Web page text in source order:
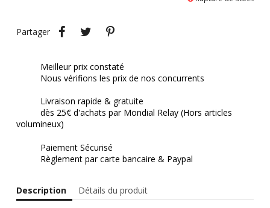
Partager
PartagerTweet
Meilleur prix constaté
Nous vérifions les prix de nos concurrents
Livraison rapide & gratuite
dès 25€ d'achats par Mondial Relay (Hors articles
volumineux)
Paiement Sécurisé
Règlement par carte bancaire & Paypal
Description Détails du produit